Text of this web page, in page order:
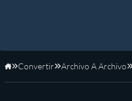
Inicio
Convertir Archivo A Archivo